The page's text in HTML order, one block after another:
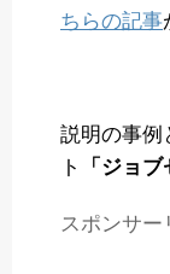
ちらの記事
説明の事例
ト
「ジョブ
スポンサー